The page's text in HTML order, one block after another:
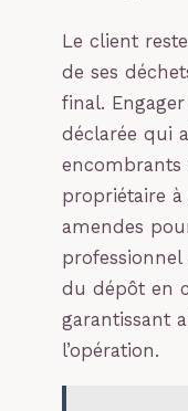
Le client
de ses
final.
déclarée qui
encombrants
propriétaire
amendes
du dépôt en
garantissant
l’opération.